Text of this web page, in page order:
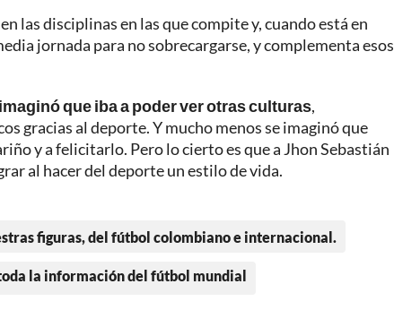
las disciplinas en las que compite y, cuando está en
jornada para no sobrecargarse, y complementa esos
que iba a poder ver otras culturas,
gracias al deporte. Y mucho menos se imaginó que
y a felicitarlo. Pero lo cierto es que a Jhon Sebastián
al hacer del deporte un estilo de vida.
figuras, del fútbol colombiano e internacional.
la información del fútbol mundial